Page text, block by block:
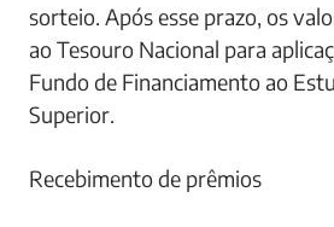
sorteio. Após esse prazo, os
ao Tesouro Nacional para
Fundo de Financiamento ao
Superior.
Recebimento de prêmios